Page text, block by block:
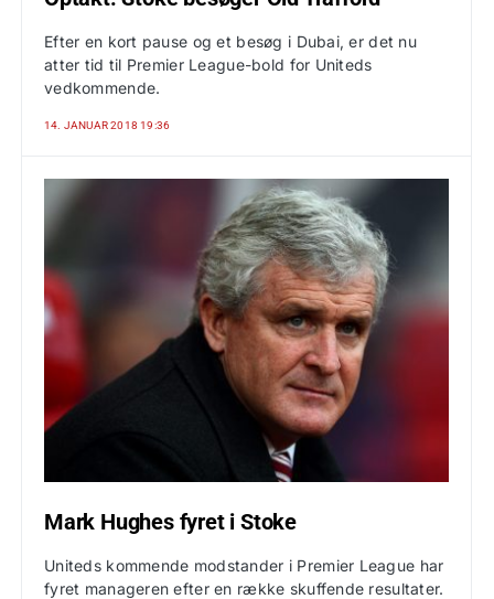
Efter en kort pause og et besøg i Dubai, er det nu
atter tid til Premier League-bold for Uniteds
vedkommende.
14. JANUAR 2018 19:36
Mark Hughes fyret i Stoke
Uniteds kommende modstander i Premier League har
fyret manageren efter en række skuffende resultater.